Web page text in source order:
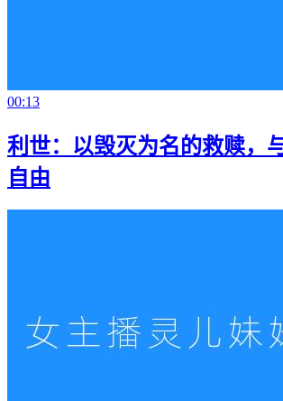
00:13
利世：以毁灭为名的救赎，
自由